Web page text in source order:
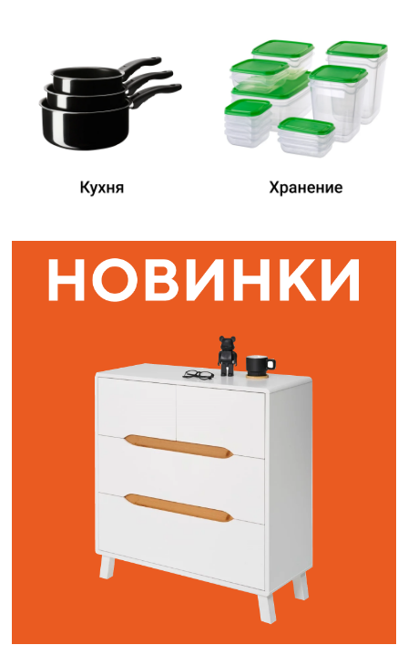
г. Санкт-Петербург, ул. Торжковская 20.
Санкт-Петербург, ул. Васенко 3В